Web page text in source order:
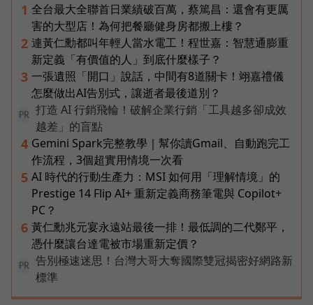
1 全台最大全聯首日業績破百萬，蔡篤昌：還會有更厲
害的大型店！為何把餐廳健身房都搬上樓？
2 連黃仁勳都叫年輕人當水電工！程世嘉：智慧通膨重
新定義「有價值的人」到底什麼樣子？
3 一張遺照「開口」說話，中間有8道關卡！翊嘉禮儀
怎麼做出AI告別式，讓逝者最後道別？
PR
打造 AI 行銷飛輪！破解企業行銷「工具越多卻成效
越差」的盲點
4 Gemini Spark完整教學｜幫你讀Gmail、自動跑完工
作流程，3個超實用情境一次看
5 AI 時代的行動生產力：MSI 如何用「理解情境」的
Prestige 14 Flip AI+ 重新定義商務筆電與 Copilot+
PC？
6 黃仁勳兆元宴永遠站最後一排！最低調的二代鄭平，
憑什麼讓台達電被市場重新定價？
PR
告別極速迷思！台灣大哥大奪國際雙冠揭密好網路新
標準